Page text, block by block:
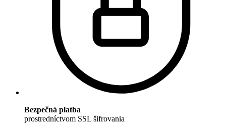
Bezpečná platba
prostredníctvom SSL šifrovania